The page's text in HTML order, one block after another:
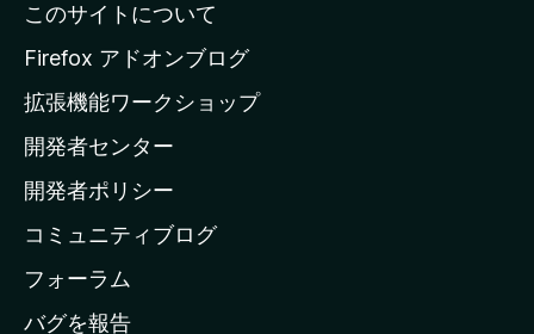
l
a
ホ
ー
ム
ー
ジ
へ
このサイトについて
Firefox アドオンブログ
拡張機能ワークショップ
開発者センター
開発者ポリシー
コミュニティブログ
フォーラム
バグを報告